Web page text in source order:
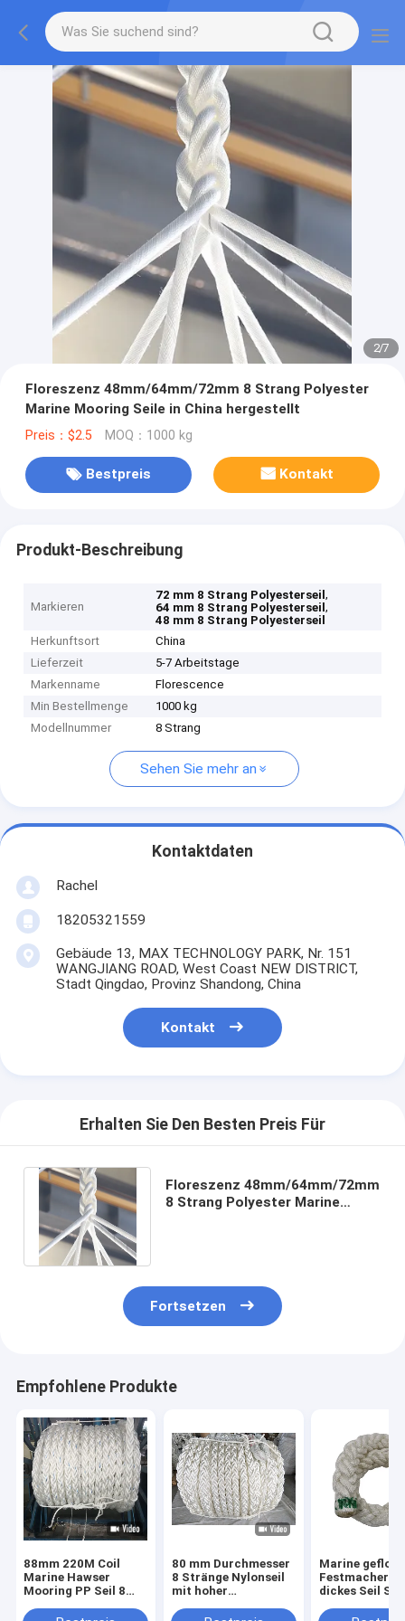
2/7
Floreszenz 48mm/64mm/72mm 8 Strang Polyester
Marine Mooring Seile in China hergestellt
Preis：$2.5 MOQ：1000 kg
Bestpreis Kontakt
Produkt-Beschreibung
Markieren
72 mm 8 Strang Polyesterseil,
64 mm 8 Strang Polyesterseil,
48 mm 8 Strang Polyesterseil
Herkunftsort
China
Lieferzeit
5-7 Arbeitstage
Markenname
Florescence
Min Bestellmenge
1000 kg
Modellnummer
8 Strang
Sehen Sie mehr an
Kontaktdaten
Rachel
18205321559
Gebäude 13, MAX TECHNOLOGY PARK, Nr. 151
WANGJIANG ROAD, West Coast NEW DISTRICT,
Stadt Qingdao, Provinz Shandong, China
Kontakt
Erhalten Sie Den Besten Preis Für
Floreszenz 48mm/64mm/72mm
8 Strang Polyester Marine
Fortsetzen
Empfohlene Produkte
88mm 220M Coil
Marine Hawser
Mooring PP Seil 8
Polypropylen
80 mm Durchmesser
8 Stränge Nylonseil
mit hoher
und wasserdicht für
Marine
dickes Seil
220m